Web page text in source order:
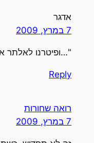
אדגר
7 במרץ, 2009
"…ופיטרנו לאלתר
Reply
רואה שחורות
7 במרץ, 2009